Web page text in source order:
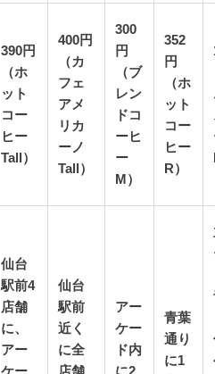
390円
（ホ
ット
コー
ヒー
Tall）
400円
（カ
フェ
アメ
リカ
ーノ
Tall）
300
円
（ブ
レン
ドコ
ーヒ
ー
M）
352
円
（ホ
ット
コー
ヒー
R）
仙台
駅前4
店舗
に、
アー
仙台
駅前
近く
に全
アー
ケー
ド内
青葉
通り
に1